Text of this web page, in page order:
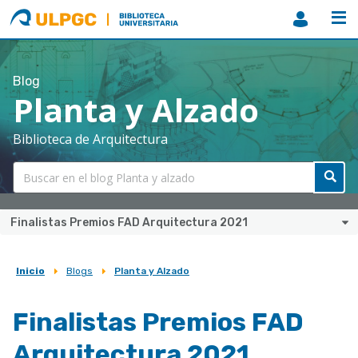
ULPGC
Biblioteca
ULPGC
Blog
Planta y Alzado
Biblioteca de Arquitectura
Finalistas Premios FAD Arquitectura 2021
Sobrescribir
de
Inicio Blogs Planta y Alzado
Finalistas Premios FAD